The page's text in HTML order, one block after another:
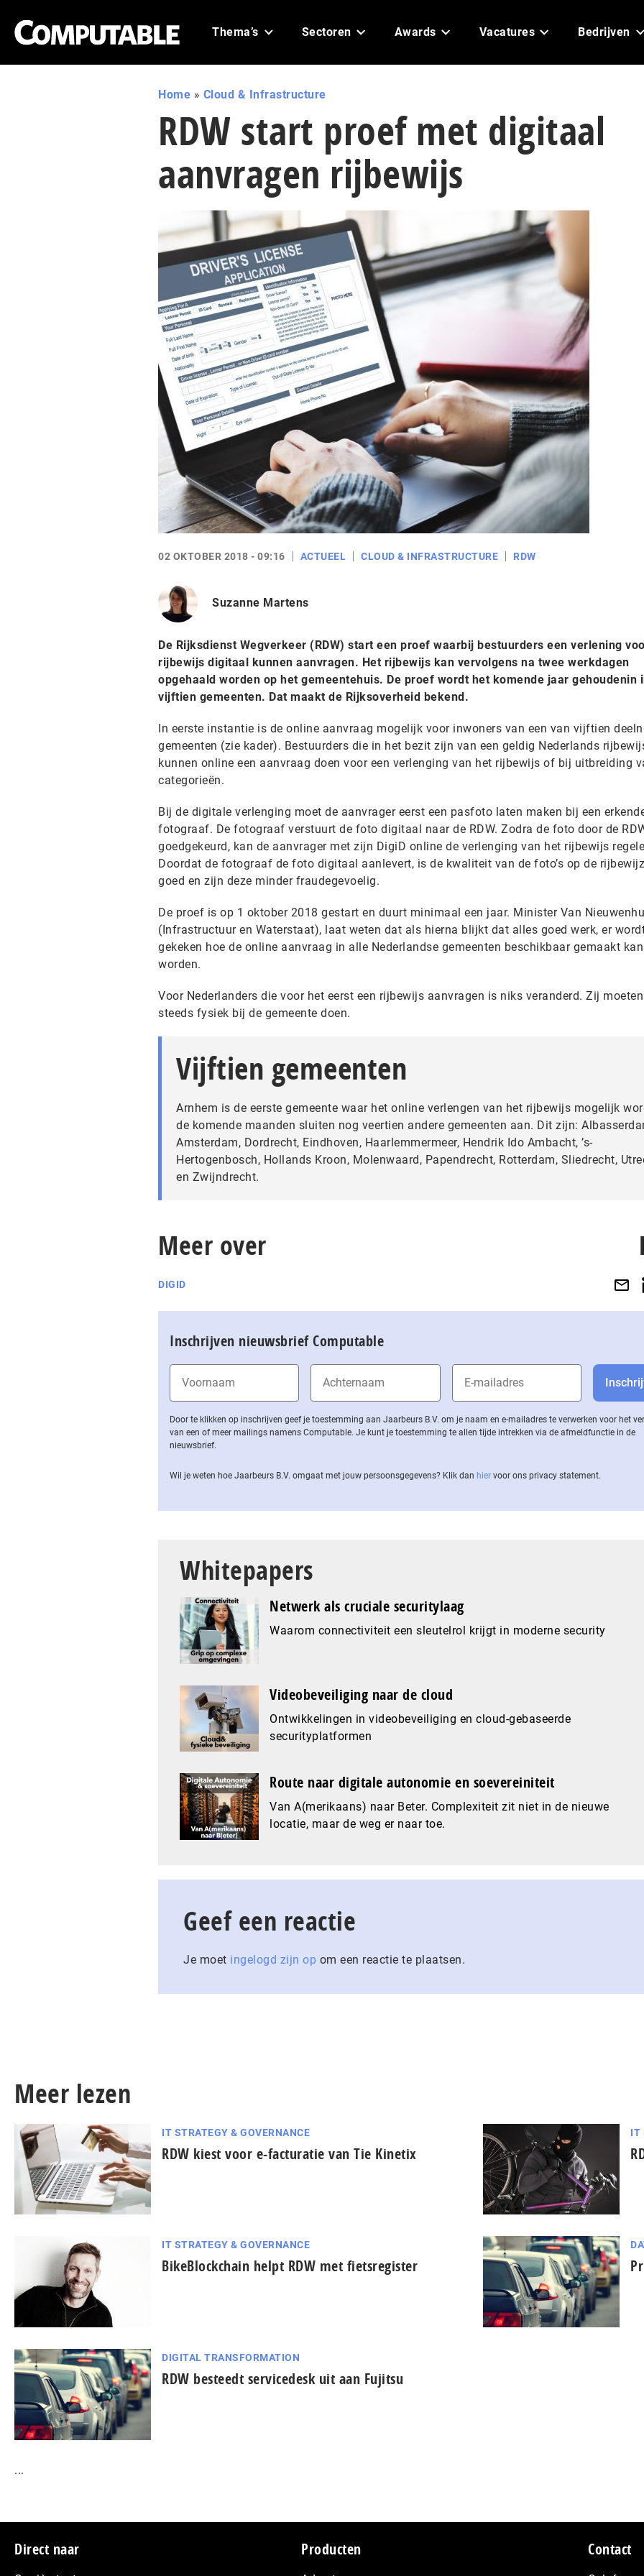
Thema’s Sectoren Awards Vacatures Bedrijven
Home » Cloud & Infrastructure
RDW start proef met digitaal
aanvragen rijbewijs
02 OKTOBER 2018 - 09:16 ACTUEEL CLOUD & INFRASTRUCTURE RDW
Suzanne Martens
De Rijksdienst Wegverkeer (RDW) start een proef waarbij bestuurders een verlening
rijbewijs digitaal kunnen aanvragen. Het rijbewijs kan vervolgens na twee werkdagen
opgehaald worden op het gemeentehuis. De proef wordt het komende jaar gehoudenin
vijftien gemeenten. Dat maakt de Rijksoverheid bekend.
In eerste instantie is de online aanvraag mogelijk voor inwoners van een van vijftien
gemeenten (zie kader). Bestuurders die in het bezit zijn van een geldig Nederlands
kunnen online een aanvraag doen voor een verlenging van het rijbewijs of bij uitbreiding
categorieën.
Bij de digitale verlenging moet de aanvrager eerst een pasfoto laten maken bij een
fotograaf. De fotograaf verstuurt de foto digitaal naar de RDW. Zodra de foto door de
goedgekeurd, kan de aanvrager met zijn DigiD online de verlenging van het rijbewijs
Doordat de fotograaf de foto digitaal aanlevert, is de kwaliteit van de foto’s op de
goed en zijn deze minder fraudegevoelig.
De proef is op 1 oktober 2018 gestart en duurt minimaal een jaar. Minister Van
(Infrastructuur en Waterstaat), laat weten dat als hierna blijkt dat alles goed werk, er
gekeken hoe de online aanvraag in alle Nederlandse gemeenten beschikbaar gemaakt kan
worden.
Voor Nederlanders die voor het eerst een rijbewijs aanvragen is niks veranderd. Zij
steeds fysiek bij de gemeente doen.
Vijftien gemeenten
Arnhem is de eerste gemeente waar het online verlengen van het rijbewijs mogelijk
de komende maanden sluiten nog veertien andere gemeenten aan. Dit zijn:
Amsterdam, Dordrecht, Eindhoven, Haarlemmermeer, Hendrik Ido Ambacht, ’s-
Hertogenbosch, Hollands Kroon, Molenwaard, Papendrecht, Rotterdam, Sliedrecht,
en Zwijndrecht.
Meer over
DIGID
Inschrijven nieuwsbrief Computable
Door te klikken op inschrijven geef je toestemming aan Jaarbeurs B.V. om je naam en e-mailadres te verwerken voor het
van een of meer mailings namens Computable. Je kunt je toestemming te allen tijde intrekken via de af­meld­func­tie in de
nieuwsbrief.
Wil je weten hoe Jaarbeurs B.V. omgaat met jouw per­soons­ge­ge­vens? Klik dan hier voor ons privacy statement.
Whitepapers
Netwerk als cruciale securitylaag
Waarom connectiviteit een sleutelrol krijgt in moderne security
Videobeveiliging naar de cloud
Ontwikkelingen in videobeveiliging en cloud-gebaseerde
securityplatformen
Route naar digitale autonomie en soevereiniteit
Van A(merikaans) naar Beter. Complexiteit zit niet in de nieuwe
locatie, maar de weg er naar toe.
Geef een reactie
Je moet ingelogd zijn op om een reactie te plaatsen.
Meer lezen
IT STRATEGY & GOVERNANCE
RDW kiest voor e-facturatie van Tie Kinetix
IT
IT STRATEGY & GOVERNANCE
BikeBlockchain helpt RDW met fietsregister
DIGITAL TRANSFORMATION
RDW besteedt servicedesk uit aan Fujitsu
...
Footer
Direct naar Producten Contact